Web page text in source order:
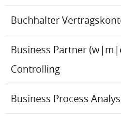
Buchhalter
Business Partner
Controlling
Business Process